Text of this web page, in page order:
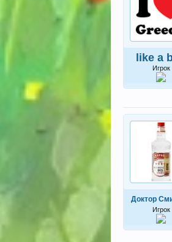
like a
Игрок
Доктор
Игрок